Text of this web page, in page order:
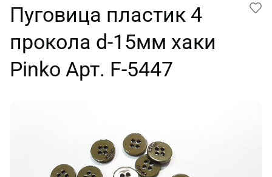
Пуговица пластик 4
прокола d-15мм хаки
Pinko Арт. F-5447